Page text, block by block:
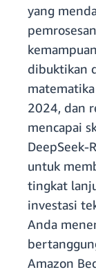
yang
dibuktikan
2024, dan
mencapai
DeepSeek-
untuk
tingkat
investasi
Anda
Amazon